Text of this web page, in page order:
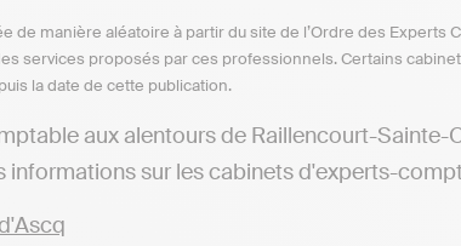
manière aléatoire à partir du site de l’Ordre des Experts
services proposés par ces professionnels. Certains
la date de cette publication.
aux alentours de Raillencourt-Sainte-
sur les cabinets d'experts-